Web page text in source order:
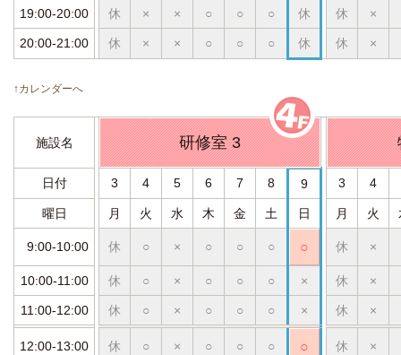
19:00-20:00 休 × × ○ ○ ○ 休 休 ×
20:00-21:00 休 × × ○ ○ ○ 休 休 ×
↑カレンダーへ
施設名 研修室 3
日付 3 4 5 6 7 8 9 3 4
曜日 月 火 水 木 金 土 日 月 火
9:00-10:00 休 ○ × ○ ○ ○ ○ 休 ×
10:00-11:00 休 ○ × ○ ○ ○ × 休 ×
11:00-12:00 休 ○ × ○ ○ ○ × 休 ×
12:00-13:00 休 ○ × ○ ○ ○ ○ 休 ×